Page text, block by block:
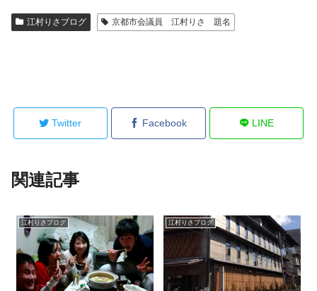
江村りさブログ 京都市会議員 江村りさ 題名
Twitter Facebook LINE
関連記事
江村りさブログ 江村りさブログ